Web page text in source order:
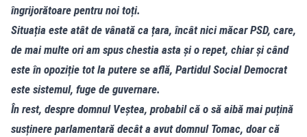
îngrijorătoare pentru noi toți.
Situația este atât de vânată ca țara, încât nici măcar PSD, care,
de mai multe ori am spus chestia asta și o repet, chiar și când
este în opoziție tot la putere se află, Partidul Social Democrat
este sistemul, fuge de guvernare.
În rest, despre domnul Veștea, probabil că o să aibă mai puțină
susținere parlamentară decât a avut domnul Tomac, doar că